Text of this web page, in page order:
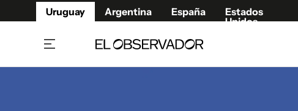
Uruguay Argentina España
Estados
Unidos